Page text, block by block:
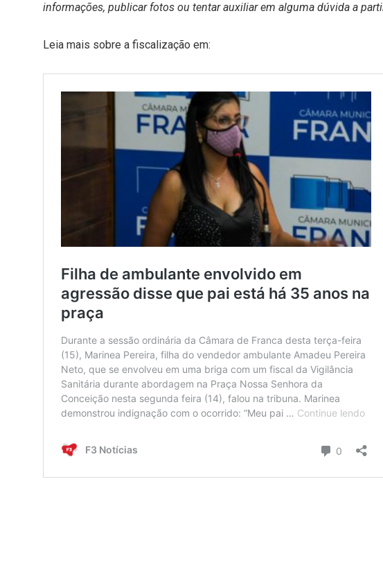
informações, publicar fotos ou tentar auxiliar em alguma dúvida a
Leia mais sobre a fiscalização em: